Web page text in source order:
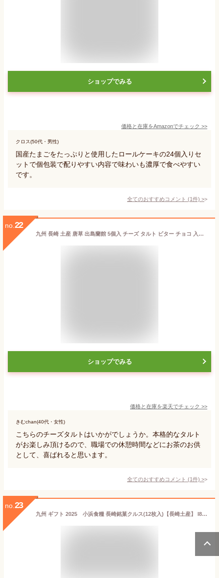
ショップでみる
価格と在庫をAmazonでチェック >>
クロス(50代・男性)
国産たまごをたっぷりと使用したロールケーキの24個入りセ
ットで個包装で配りやすい内容で味わいも濃厚で食べやすい
です。
全てのおすすめコメント (1件) >
no. 22
九州 長崎 土産 唐草 出島蘭館 5個入 チーズ タルト ビター チョコ 入り 贈答 3,980円以上 送料無料 人気 お土産 お取り寄せ お年賀 焼き菓子
ショップでみる
価格と在庫を楽天でチェック >>
きむchan(40代・女性)
こちらのチーズタルトはいかがでしょうか。本格的なタルト
がお楽しみ頂けるので、職場での休憩時間などにお茶のお供
として、喜ばれると思います。
全てのおすすめコメント (1件) >
no. 23
九州 ギフト 2025 小浜食糧 長崎銘菓クルス(12枚入)【長崎土産】 I83U12【常温】